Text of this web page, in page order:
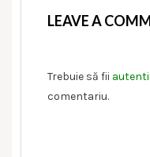
LEAVE A
Trebuie să fii
comentariu.